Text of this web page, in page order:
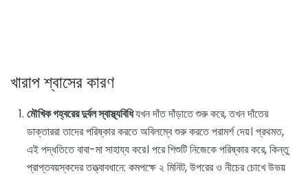
খারাপ শ্বাসের কারণ
মৌখিক গহ্বরের দুর্বল স্বাস্থ্যবিধিযখন দাঁত দাঁড়াতে শুরু করে, তখন দাঁতের
ডাক্তাররা তাদের পরিষ্কার করতে অবিলম্বে শুরু করতে পরামর্শ দেয়। প্রথমত,
এই পদ্ধতিতে বাবা-মা সাহায্য করে। পরে শিশুটি নিজেকে পরিষ্কার করে, কিন্তু
প্রাপ্তবয়স্কদের তত্ত্বাবধানে: কমপক্ষে ২ মিনিট, উপরের ও নীচের চোখে উভয়